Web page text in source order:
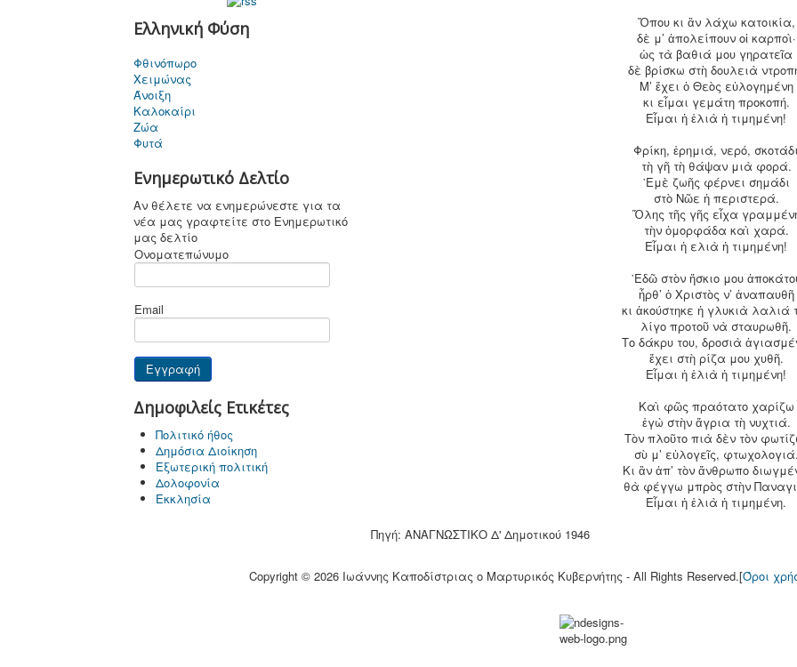
Ελληνική Φύση
Φθινόπωρο
Χειμώνας
Άνοιξη
Καλοκαίρι
Ζώα
Φυτά
Ενημερωτικό Δελτίο
Αν θέλετε να ενημερώνεστε για τα
νέα μας γραφτείτε στο Ενημερωτικό
μας δελτίο
Ονοματεπώνυμο
Email
Δημοφιλείς Ετικέτες
Πολιτικό ήθος
Δημόσια Διοίκηση
Εξωτερική πολιτική
Δολοφονία
Εκκλησία
Ὅπου κι ἂν λάχω κατοικία,
δὲ μ’ ἀπολείπουν οἱ καρποὶ·
ὡς τὰ βαθιά μου γηρατεῖα
δὲ βρίσκω στὴ δουλειὰ
Μ’ ἔχει ὁ Θεὸς εὐλογημένη
κι εἶμαι γεμάτη προκοπή.
Εἶμαι ἡ ἐλιὰ ἡ τιμημένη!
Φρίκη, ἐρημιά, νερό, σκοτάδι
τὴ γῆ τὴ θάψαν μιὰ φορά.
᾽Εμὲ ζωῆς φέρνει σημάδι
στὸ Νῶε ἡ περιστερά.
Ὅλης τῆς γῆς εἶχα
τὴν ὀμορφάδα καὶ χαρά.
Εἶμαι ἡ ελιὰ ἡ τιμημένη!
᾽Εδῶ στὸν ἥσκιο μου
ἦρθ’ ὁ Χριστὸς ν’ ἀναπαυθῆ
κι ἀκούστηκε ἡ γλυκιὰ λαλιά
λίγο προτοῦ νὰ σταυρωθῆ.
Το δάκρυ του, δροσιὰ
ἔχει στὴ ρίζα μου χυθῆ.
Εἶμαι ἡ ἐλιὰ ἡ τιμημένη!
Καὶ φῶς πραότατο χαρίζω
ἐγὼ στὴν ἄγρια τὴ νυχτιά.
Τὸν πλοῦτο πιὰ δὲν τὸν
σὺ μ’ εὐλογεῖς, φτωχολογιά.
Κι ἂν ἀπ’ τὸν ἄνθρωπο
θὰ φέγγω μπρὸς στὴν
Εἶμαι ἡ ἐλιὰ ἡ τιμημένη.
Πηγή: ΑΝΑΓΝΩΣΤΙΚΟ Δ' Δημοτικού 1946
Copyright © 2026 Ιωάννης Καποδίστριας o Μαρτυρικός Κυβερνήτης - All Rights Reserved.[Όροι